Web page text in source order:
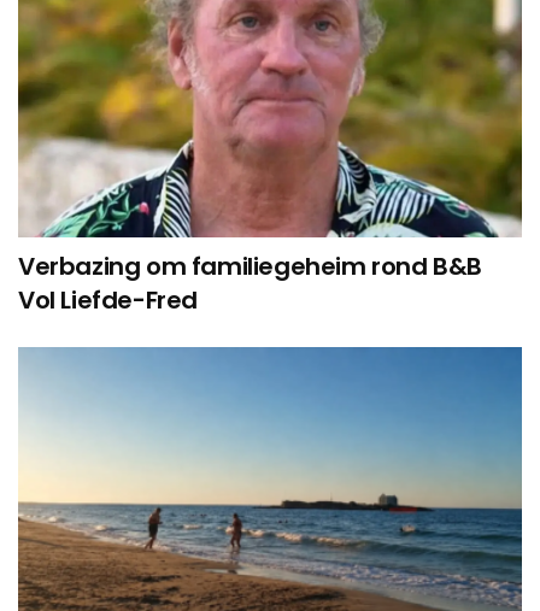
Verbazing om familiegeheim rond B&B
Vol Liefde-Fred